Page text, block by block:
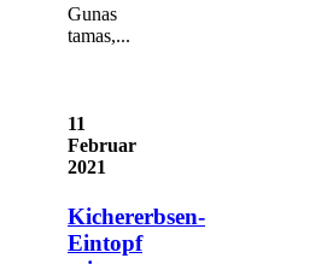
Gunas
tamas,...
11
Februar
2021
Kichererbsen-
Eintopf